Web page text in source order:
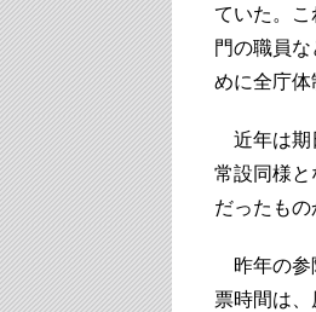
ていた。
門の職員
めに全庁体
近年は期
常設同様
だったも
昨年の参
票時間は